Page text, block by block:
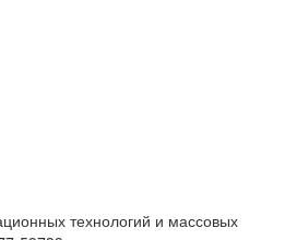
технологий и массовых